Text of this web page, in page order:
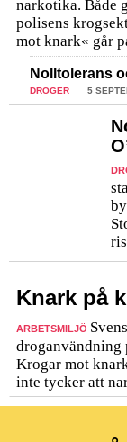
narkotika. Både
polisens
mot knark« går
Nolltolerans
DROGER 5
Knark på
ARBETSMILJÖ
droganvändning
Krogar mot
inte tycker att